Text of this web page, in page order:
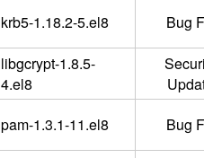
krb5-1.18.2-5.el8
Bug
libgcrypt-1.8.5-
4.el8
pam-1.3.1-11.el8
Bug